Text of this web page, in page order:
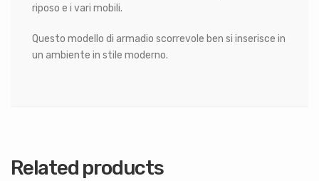
riposo e i vari mobili.
Questo modello di armadio scorrevole ben si inserisce in
un ambiente in stile moderno.
Related products